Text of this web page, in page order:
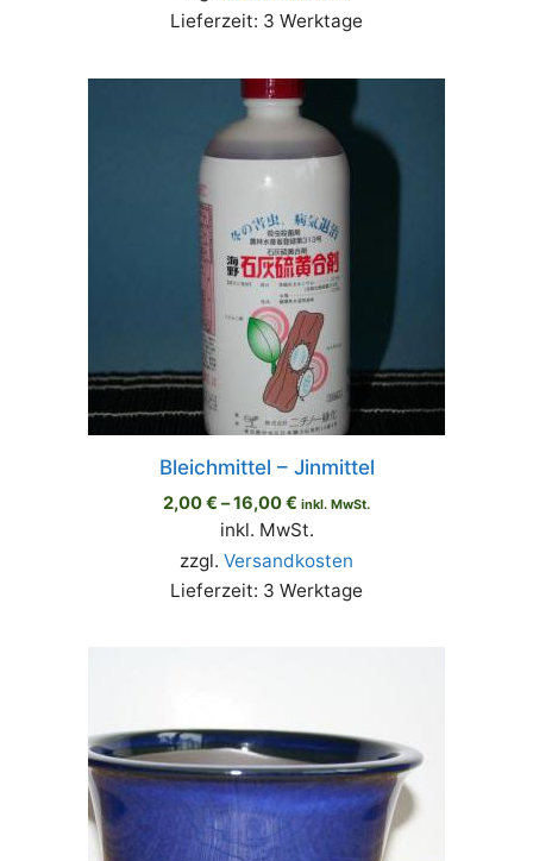
Lieferzeit: 3 Werktage
Bleichmittel – Jinmittel
2,00€ –16,00€ inkl. MwSt.
inkl. MwSt.
zzgl. Versandkosten
Lieferzeit: 3 Werktage